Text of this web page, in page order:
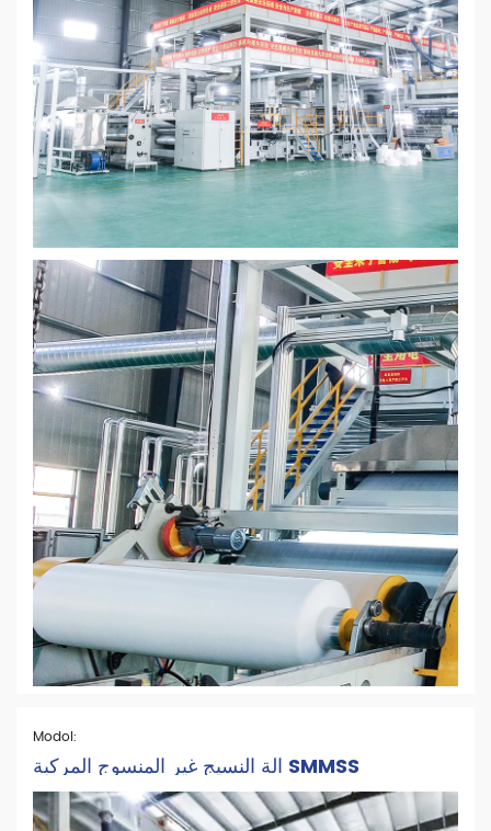
Modol:
آلة النسيج غير المنسوج المركبة SMMSS